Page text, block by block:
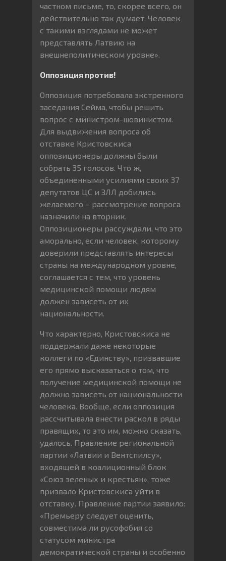
частном письме, то, скорее всего, он
действительно так думает. Человек
с такими взглядами не может
представлять Латвию на
внешнеполитическом уровне».
Оппозиция против!
Оппозиция потребовала экстренного
заседания Сейма, чтобы решить
вопрос с министром-шовинистом.
Для выдвижения вопроса об
отставке Кристовскиса
оппозиционеры должны были
собрать 35 голосов. Что ж,
объединенными усилиями своих 37
депутатов ЦС и ЗЛЛ добились
желаемого – рассмотрение вопроса
назначили на вторник.
Оппозиционеры рассуждали, что это
аморально, если человек, которому
доверили представлять интересы
страны на международном уровне,
соглашается с тем, что уровень
медицинской помощи людям
должен зависеть от их
национальности.
Что характерно, Кристовскиса не
поддержали даже некоторые
коллеги по «Единству», призвавшие
его прямо высказаться о том, что
получение медицинской помощи не
должно зависеть от национальности
человека. Вообще, если оппозиция
рассчитывала внести раскол в ряды
правящих, то это им, можно сказать,
удалось. Правление региональной
партии «Латвии и Вентспилсу»,
входящей в коалиционный блок
«Союз зеленых и крестьян», тоже
призвало Кристовскиса уйти в
отставку. Правление партии заявило:
«Премьеру следует оценить,
совместима ли русофобия со
статусом министра
демократической страны и особенно